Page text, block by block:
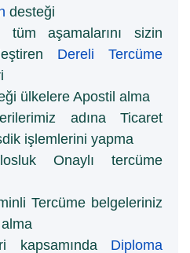
desteği
tüm aşamalarını sizin
Dereli Tercüme
ülkelere Apostil alma
adına Ticaret
işlemlerini yapma
Onaylı tercüme
Tercüme belgeleriniz
kapsamında Diploma